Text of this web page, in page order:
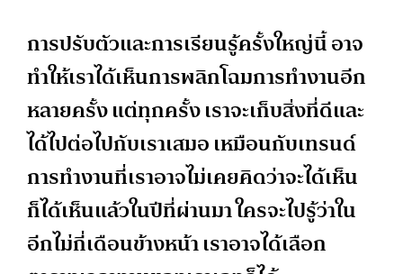
การปรับตัวและการเรียนรู้ครั้งใหญ่นี้ อาจ
ทำให้เราได้เห็นการพลิกโฉมการทำงานอีก
หลายครั้ง แต่ทุกครั้ง เราจะเก็บสิ่งที่ดีและ
ได้ไปต่อไปกับเราเสมอ เหมือนกับเทรนด์
การทำงานที่เราอาจไม่เคยคิดว่าจะได้เห็น
ก็ได้เห็นแล้วในปีที่ผ่านมา ใครจะไปรู้ว่าใน
อีกไม่กี่เดือนข้างหน้า เราอาจได้เลือก